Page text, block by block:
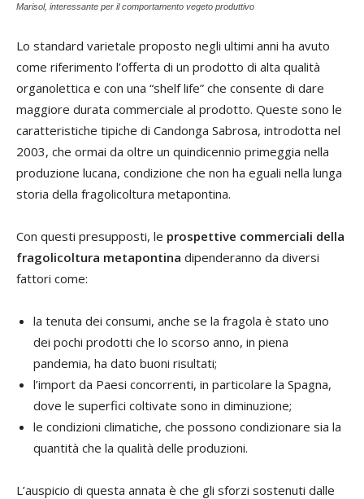
Marisol, interessante per il comportamento vegeto produttivo
Lo standard varietale proposto negli ultimi anni ha avuto
come riferimento l’offerta di un prodotto di alta qualità
organolettica e con una “shelf life” che consente di dare
maggiore durata commerciale al prodotto. Queste sono le
caratteristiche tipiche di Candonga Sabrosa, introdotta nel
2003, che ormai da oltre un quindicennio primeggia nella
produzione lucana, condizione che non ha eguali nella lunga
storia della fragolicoltura metapontina.
Con questi presupposti, le prospettive commerciali della
fragolicoltura metapontina dipenderanno da diversi
fattori come:
la tenuta dei consumi, anche se la fragola è stato uno
dei pochi prodotti che lo scorso anno, in piena
pandemia, ha dato buoni risultati;
l’import da Paesi concorrenti, in particolare la Spagna,
dove le superfici coltivate sono in diminuzione;
le condizioni climatiche, che possono condizionare sia la
quantità che la qualità delle produzioni.
L’auspicio di questa annata è che gli sforzi sostenuti dalle